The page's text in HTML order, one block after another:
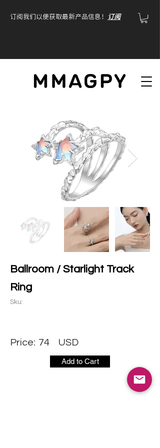
订阅我们以便获取最新产品信息！ 订阅
Ballroom / Starlight Track
Ring
Sku:
Price: 74 USD
Add to Cart